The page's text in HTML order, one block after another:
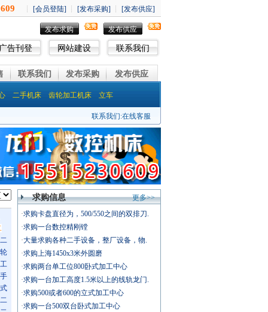
发布供应
发布求购
告刊登 网站建设 联系我们
联系我们 发布采购 发布供应
二手机床 齿轮加工机床 立车
联系我们:在线客服
二
二
求购信息
更多>>
·求购卡盘直径为，500/550之间的双排刀.
·求购一台数控精刚镗
·大量求购各种二手设备，整厂设备，物.
·求购上海1450x3米外圆磨
·求购两台单工位800卧式加工中心
·求购一台加工高度1.5米以上的线轨龙门.
·求购500或者600的立式加工中心
·求购一台500双台卧式加工中心